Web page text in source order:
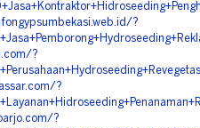
?
?
?
?